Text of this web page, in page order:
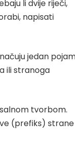
li dvije riječi,
napisati
jedan
ili stranoga
tvorbom.
(prefiks) strane